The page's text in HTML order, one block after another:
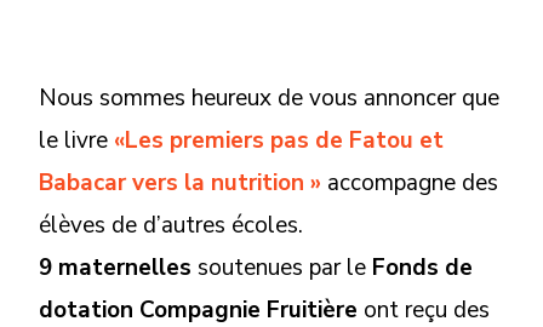
Nous sommes heureux de vous annoncer que
le livre «Les premiers pas de Fatou et
Babacar vers la nutrition » accompagne des
élèves de d’autres écoles.
9 maternelles soutenues par le Fonds de
dotation Compagnie Fruitière ont reçu des